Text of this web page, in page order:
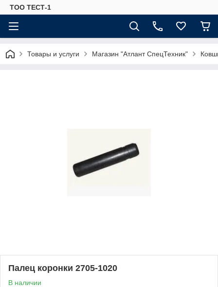
ТОО ТЕСТ-1
Товары и услуги Магазин "Атлант СпецТехник"
Палец коронки 2705-1020
В наличии